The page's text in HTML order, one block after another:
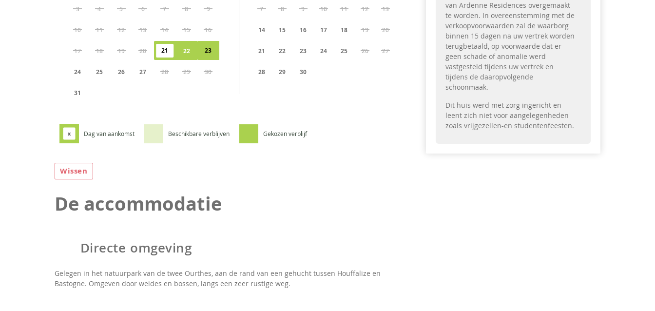
3 4 5 6 7 8 9
10 11 12 13 14 15 16
17 18 19 20 21 22 23
24 25 26 27 28 29 30
31
7 8 9 10 11 12 13
14 15 16 17 18 19 20
21 22 23 24 25 26 27
28 29 30
x Dag van aankomst Beschikbare verblijven Gekozen verblijf
Wissen
van Ardenne Residences overgemaakt
te worden. In overeenstemming met de
verkoopvoorwaarden zal de waarborg
binnen 15 dagen na uw vertrek worden
terugbetaald, op voorwaarde dat er
geen schade of anomalie werd
vastgesteld tijdens uw vertrek en
tijdens de daaropvolgende
schoonmaak.
Dit huis werd met zorg ingericht en
leent zich niet voor aangelegenheden
zoals vrijgezellen-en studentenfeesten.
De accommodatie
Directe omgeving
Gelegen in het natuurpark van de twee Ourthes, aan de rand van een gehucht tussen Houffalize en
Bastogne. Omgeven door weides en bossen, langs een zeer rustige weg.